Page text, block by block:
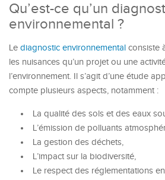
Qu’est-ce qu’un
environnemental ?
Le diagnostic environnemental consiste
les nuisances qu’un projet ou une
l’environnement. Il s’agit d’une étude
compte plusieurs aspects, notamment :
La qualité des sols et des eaux
L’émission de polluants
La gestion des déchets,
L’impact sur la biodiversité,
Le respect des réglementations